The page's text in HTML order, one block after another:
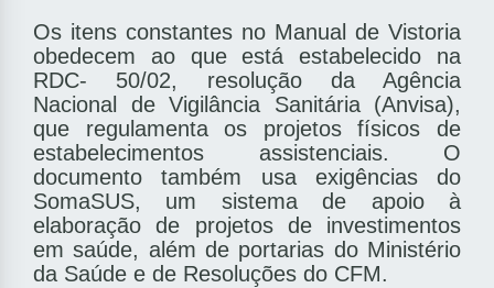
Os itens constantes no Manual de Vistoria
obedecem ao que está estabelecido na
RDC- 50/02, resolução da Agência
Nacional de Vigilância Sanitária (Anvisa),
que regulamenta os projetos físicos de
estabelecimentos assistenciais. O
documento também usa exigências do
SomaSUS, um sistema de apoio à
elaboração de projetos de investimentos
em saúde, além de portarias do Ministério
da Saúde e de Resoluções do CFM.